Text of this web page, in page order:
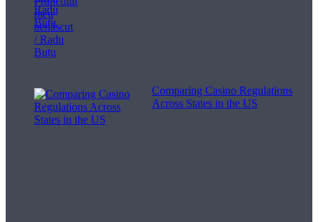
Melodii pentru viață
Comparing Casino Regulations
Across States in the US